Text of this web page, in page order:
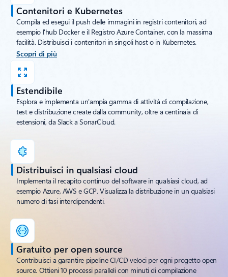
Contenitori e Kubernetes
Compila ed esegui il push delle immagini in registri contenitori, ad
esempio l'hub Docker e il Registro Azure Container, con la massima
facilità. Distribuisci i contenitori in singoli host o in Kubernetes.
Scopri di più
Estendibile
Esplora e implementa un'ampia gamma di attività di compilazione,
test e distribuzione create dalla community, oltre a centinaia di
estensioni, da Slack a SonarCloud.
Distribuisci in qualsiasi cloud
Implementa il recapito continuo del software in qualsiasi cloud, ad
esempio Azure, AWS e GCP. Visualizza la distribuzione in un qualsiasi
numero di fasi interdipendenti.
Gratuito per open source
Contribuisci a garantire pipeline CI/CD veloci per ogni progetto open
source. Ottieni 10 processi paralleli con minuti di compilazione